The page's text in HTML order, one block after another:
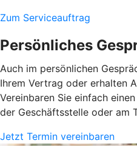
Zum Serviceauftrag
Persönliches
Auch im persönlichen
Ihrem Vertrag oder erhalten
Vereinbaren Sie einfach
der Geschäftsstelle oder am
Jetzt Termin vereinbaren